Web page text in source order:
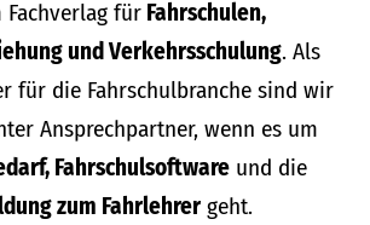
Fachverlag fürFahrschulen,
und Verkehrsschulung. Als
für die Fahrschulbranche sind wir
Ansprechpartner, wenn es um
Fahrschulsoftware und die
zum Fahrlehrer geht.